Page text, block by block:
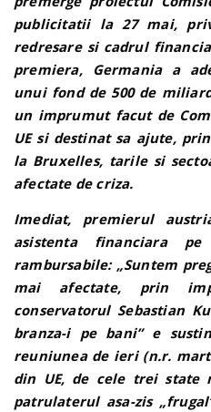
publicitatii la 27 mai,
redresare si cadrul
premiera, Germania a
unui fond de 500 de
un imprumut facut de
UE si destinat sa ajute,
la Bruxelles, tarile si
afectate de criza.
Imediat, premierul
asistenta financiara
rambursabile: „Suntem
mai afectate, prin
conservatorul Sebastian
branza-i pe bani” e
reuniunea de ieri (n.r.
din UE, de cele trei state
patrulaterul asa-zis